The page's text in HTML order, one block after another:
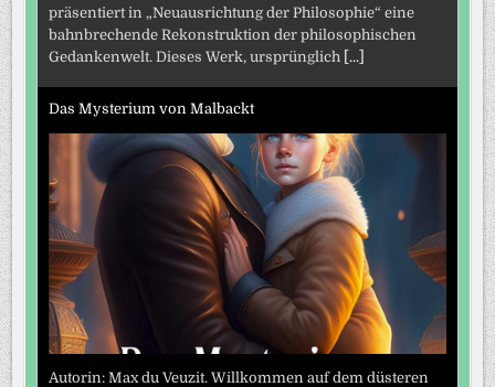
präsentiert in „Neuausrichtung der Philosophie“ eine
bahnbrechende Rekonstruktion der philosophischen
Gedankenwelt. Dieses Werk, ursprünglich [...]
Das Mysterium von Malbackt
Autorin: Max du Veuzit. Willkommen auf dem düsteren